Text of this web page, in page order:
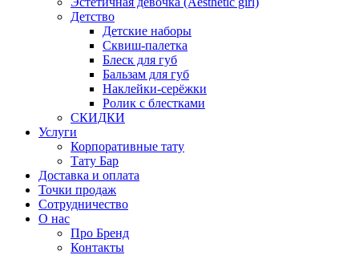
Детство
Детские наборы
Сквиш-палетка
Блеск для губ
Бальзам для губ
Наклейки-серёжки
Ролик с блестками
СКИДКИ
Услуги
Корпоративные тату
Тату Бар
Доставка и оплата
Точки продаж
Сотрудничество
О нас
Про Бренд
Контакты